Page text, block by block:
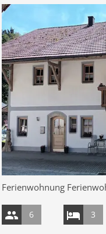
Ferienwohnung
6 3